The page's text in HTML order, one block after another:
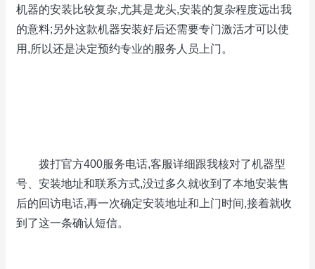
机器的安装比较复杂,尤其是龙头,安装的复杂程度远出我
的意料;另外这款机器安装好后还需要专门激活才可以使
用,所以还是决定预约专业的服务人员上门。
拨打官方400服务电话,客服详细跟我核对了机器型
号、安装地址和联系方式,没过多久就收到了本地安装售
后的回访电话,再一次确定安装地址和上门时间,接着就收
到了这一条确认短信。